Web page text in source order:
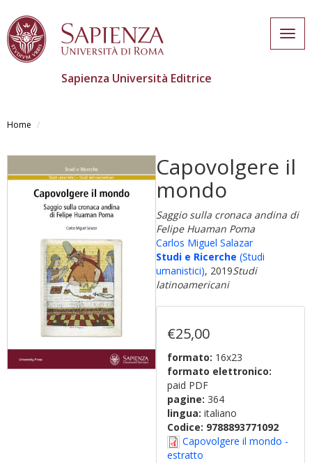
contenuto
Sapienza Università Editrice
Home
Capovolgere il
mondo
Saggio sulla cronaca andina di
Felipe Huaman Poma
Carlos Miguel Salazar
Studi e Ricerche (Studi
umanistici), 2019Studi
latinoamericani
€25,00
formato: 16x23
formato elettronico:
paid PDF
pagine: 364
lingua: italiano
Codice: 9788893771092
Capovolgere il mondo -
estratto